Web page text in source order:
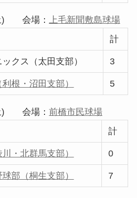
) 会場：
上毛新聞敷島球場
計
クス（太田支部） 3
根・沼田支部） 5
) 会場： 前橋市民球場
計
・北群馬支部） 0
部（桐生支部） 7